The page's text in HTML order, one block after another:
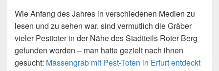
Wie Anfang des Jahres in verschiedenen Medien zu
lesen und zu sehen war, sind vermutlich die Gräber
vieler Pesttoter in der Nähe des Stadtteils Roter Berg
gefunden worden – man hatte gezielt nach ihnen
gesucht: Massengrab mit Pest-Toten in Erfurt entdeckt